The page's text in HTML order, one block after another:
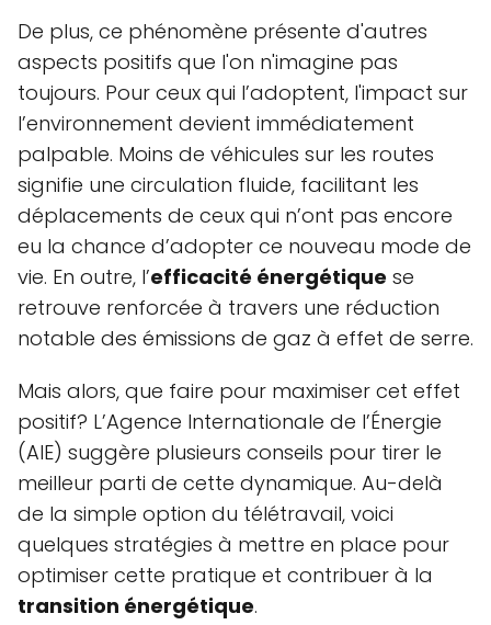
De plus, ce phénomène présente d'autres
aspects positifs que l'on n'imagine pas
toujours. Pour ceux qui l’adoptent, l'impact sur
l’environnement devient immédiatement
palpable. Moins de véhicules sur les routes
signifie une circulation fluide, facilitant les
déplacements de ceux qui n’ont pas encore
eu la chance d’adopter ce nouveau mode de
vie. En outre, l’efficacité énergétique se
retrouve renforcée à travers une réduction
notable des émissions de gaz à effet de serre.
Mais alors, que faire pour maximiser cet effet
positif? L’Agence Internationale de l’Énergie
(AIE) suggère plusieurs conseils pour tirer le
meilleur parti de cette dynamique. Au-delà
de la simple option du télétravail, voici
quelques stratégies à mettre en place pour
optimiser cette pratique et contribuer à la
transition énergétique.